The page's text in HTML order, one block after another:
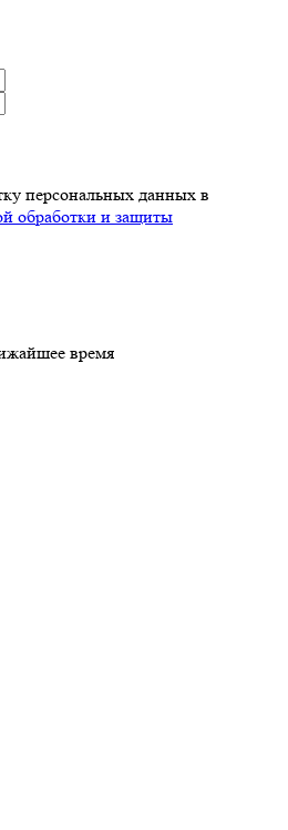
персональных данных в
обработки и защиты
время